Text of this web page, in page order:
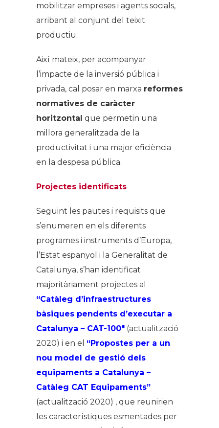
mobilitzar empreses i agents socials,
arribant al conjunt del teixit
productiu.
Així mateix, per acompanyar
l’impacte de la inversió pública i
privada, cal posar en marxa reformes
normatives de caràcter
horitzontal que permetin una
millora generalitzada de la
productivitat i una major eficiència
en la despesa pública.
Projectes identificats
Seguint les pautes i requisits que
s’enumeren en els diferents
programes i instruments d’Europa,
l’Estat espanyol i la Generalitat de
Catalunya, s’han identificat
majoritàriament projectes al
“Catàleg d’infraestructures
bàsiques pendents d’executar a
Catalunya – CAT-100″ (actualització
2020) i en el “Propostes per a un
nou model de gestió dels
equipaments a Catalunya –
Catàleg CAT Equipaments”
(actualització 2020) , que reunirien
les característiques esmentades per